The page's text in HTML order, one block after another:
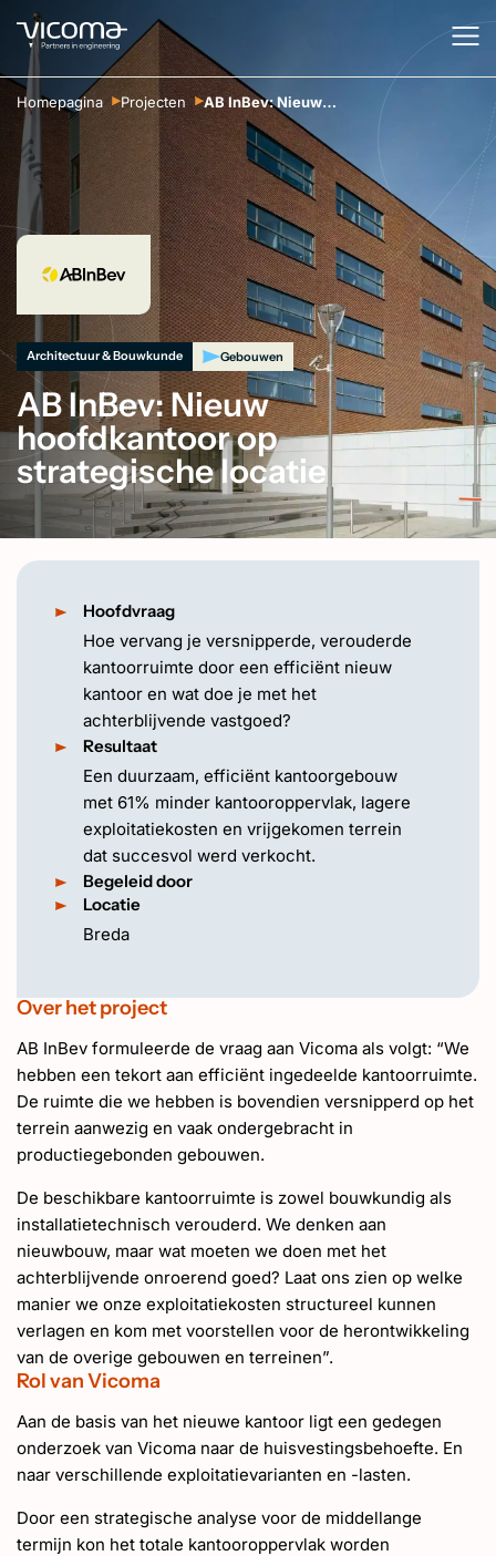
EN
Homepagina Projecten AB InBev: Nieuw hoofdkantoor op strategische locatie
Architectuur & Bouwkunde Gebouwen
AB InBev: Nieuw
hoofdkantoor op
strategische locatie
Over het project
AB InBev formuleerde de vraag aan Vicoma als volgt: “We
hebben een tekort aan efficiënt ingedeelde kantoorruimte.
De ruimte die we hebben is bovendien versnipperd op het
terrein aanwezig en vaak ondergebracht in
productiegebonden gebouwen.
De beschikbare kantoorruimte is zowel bouwkundig als
installatietechnisch verouderd. We denken aan
nieuwbouw, maar wat moeten we doen met het
achterblijvende onroerend goed? Laat ons zien op welke
manier we onze exploitatiekosten structureel kunnen
verlagen en kom met voorstellen voor de herontwikkeling
van de overige gebouwen en terreinen”.
Rol van Vicoma
Aan de basis van het nieuwe kantoor ligt een gedegen
onderzoek van Vicoma naar de huisvestingsbehoefte. En
naar verschillende exploitatievarianten en -lasten.
Door een strategische analyse voor de middellange
termijn kon het totale kantooroppervlak worden
Hoofdvraag
Hoe vervang je versnipperde, verouderde
kantoorruimte door een efficiënt nieuw
kantoor en wat doe je met het
achterblijvende vastgoed?
Resultaat
Een duurzaam, efficiënt kantoorgebouw
met 61% minder kantooroppervlak, lagere
exploitatiekosten en vrijgekomen terrein
dat succesvol werd verkocht.
Begeleid door
Locatie
Breda